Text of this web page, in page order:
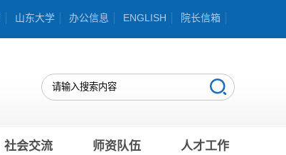
山东大学 办公信息 ENGLISH 院长信箱
社会交流 师资队伍 人才工作